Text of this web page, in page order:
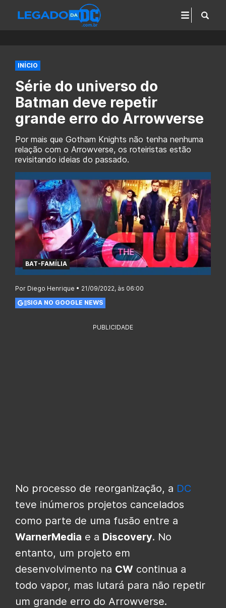
INÍCIO
Série do universo do
Batman deve repetir
grande erro do Arrowverse
Por mais que Gotham Knights não tenha nenhuma
relação com o Arrowverse, os roteiristas estão
revisitando ideias do passado.
BAT-FAMÍLIA
Por Diego Henrique • 21/09/2022, às 06:00
SIGA NO GOOGLE NEWS
PUBLICIDADE
No processo de reorganização, a DC
teve inúmeros projetos cancelados
como parte de uma fusão entre a
WarnerMedia e a Discovery. No
entanto, um projeto em
desenvolvimento na CW continua a
todo vapor, mas lutará para não repetir
um grande erro do Arrowverse.